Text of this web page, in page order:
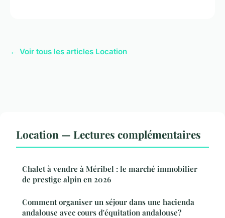
← Voir tous les articles Location
Location — Lectures complémentaires
Chalet à vendre à Méribel : le marché immobilier
de prestige alpin en 2026
Comment organiser un séjour dans une hacienda
andalouse avec cours d'équitation andalouse?